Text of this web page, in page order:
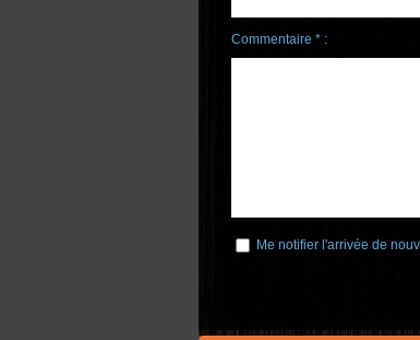
Commentaire * :
Me notifier l'arrivée de